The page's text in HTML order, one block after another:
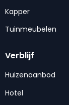
Kapper
Tuinmeubelen
Verblijf
Huizenaanbod
Hotel